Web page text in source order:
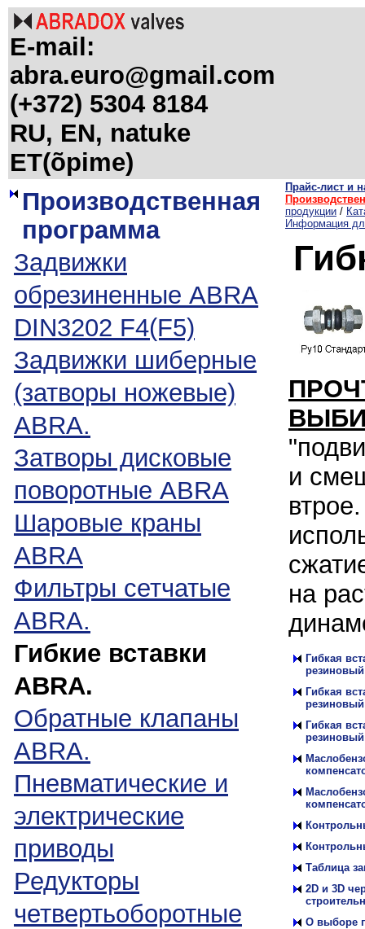
E-mail:
abra.euro@gmail.com
(+372) 5304 8184
RU, EN, natuke
ET(õpime)
Производственная
программа
Задвижки
обрезиненные ABRA
DIN3202 F4(F5)
Задвижки шиберные
(затворы ножевые)
ABRA.
Затворы дисковые
поворотные ABRA
Шаровые краны
ABRA
Фильтры сетчатые
ABRA.
Гибкие вставки
ABRA.
Обратные клапаны
ABRA.
Пневматические и
электрические
приводы
Редукторы
четвертьоборотные
Прайс-лист и
продукции /
Информация
и
на
Гибкая
Гибкая
Гибкая
Таблица
2D и 3D
О выборе